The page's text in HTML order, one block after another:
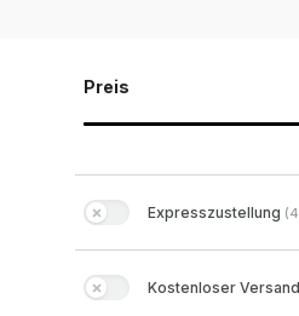
Preis
Expresszustellung (4
Kostenloser